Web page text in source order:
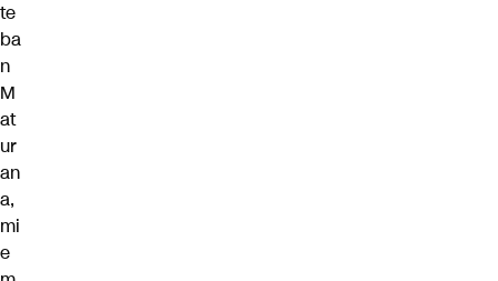
te
ba
n
M
at
ur
an
a,
mi
e